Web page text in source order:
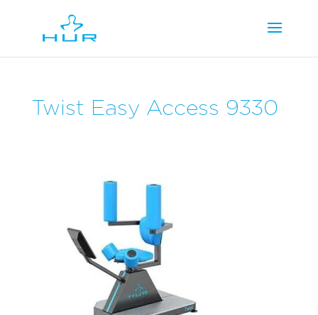
Twist Easy Access 9330